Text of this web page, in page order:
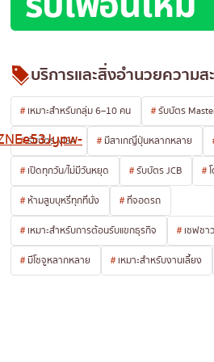
บริการและสิ่งอำนวยความส
เหมาะสำหรับกลุ่ม 6–10 คน
รับบัตร
รับบัตร VISA
มีสาเกญี่ปุ่นหลากหลาย
เปิดทุกวัน/ไม่มีวันหยุด
รับบัตร JCB
ห้ามสูบบุหรี่ทุกที่นั่ง
ที่จอดรถ
เหมาะสำหรับการต้อนรับแขกธุรกิจ
เชฟช
มีโชจูหลากหลาย
เหมาะสำหรับงานเลี้ยง